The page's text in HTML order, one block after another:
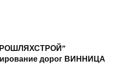
дорог ВИННИЦА